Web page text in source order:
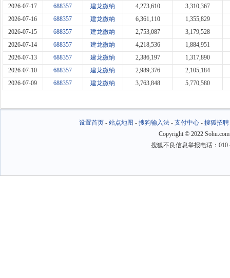
2026-07-17
688357 建龙微纳 4,273,610
3,310,367
2026-07-16
688357 建龙微纳 6,361,110
1,355,829
2026-07-15
688357 建龙微纳 2,753,087
3,179,528
2026-07-14
688357 建龙微纳 4,218,536
1,884,951
2026-07-13
688357 建龙微纳 2,386,197
1,317,890
2026-07-10
688357 建龙微纳 2,989,376
2,105,184
2026-07-09
688357 建龙微纳 3,763,848 5,770,580
设置首页 -站点地图 -搜狗输入法 -支付中心 -搜狐招聘
Copyright © 2022
搜狐不良信息举报电话：010